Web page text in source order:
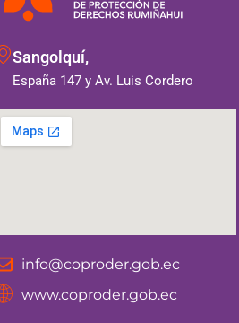
Sangolquí,
España 147 y Av. Luis Cordero
info@coproder.gob.ec
www.coproder.gob.ec